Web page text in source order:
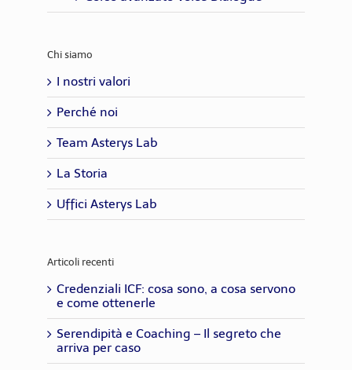
Chi siamo
I nostri valori
Perché noi
Team Asterys Lab
La Storia
Uffici Asterys Lab
Articoli recenti
Credenziali ICF: cosa sono, a cosa servono
e come ottenerle
Serendipità e Coaching – Il segreto che
arriva per caso